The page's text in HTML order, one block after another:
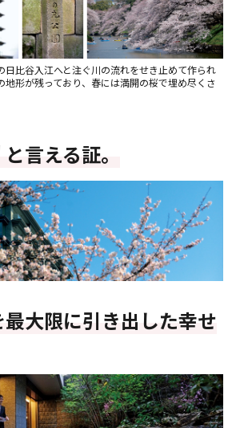
日比谷入江へと注ぐ川の流れをせき止めて作られ
地形が残っており、春には満開の桜で埋め尽くさ
言える証。
大限に引き出した幸せ